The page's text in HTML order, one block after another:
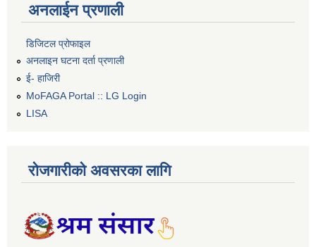
अनलाईन प्रणाली
डिजिटल प्रोफाइल
अनलाइन घटना दर्ता प्रणाली
ई- हाजिरी
MoFAGA Portal :: LG Login
LISA
रोजगारीको अवसरका लागि